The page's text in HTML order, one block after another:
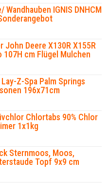
Wandhauben IGNIS DNHCM
John Deere X130R X155R
107H cm Flügel Mulchen
Z-Spa Palm Springs
196x71cm
Chlortabs 90% Chlor
1x1kg
Sternmoos, Moos,
Topf 9x9 cm